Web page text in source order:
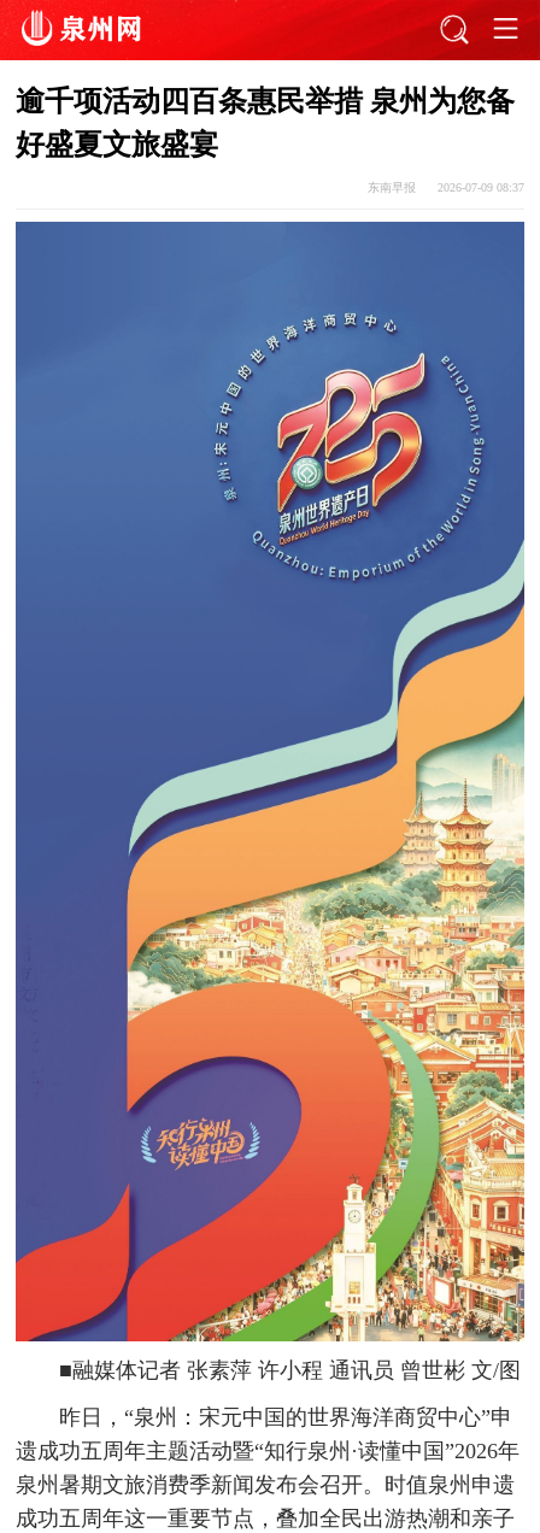
逾千项活动四百条惠民举措 泉州为您备
好盛夏文旅盛宴
东南早报 2026-07-09 08:37
■融媒体记者 张素萍 许小程 通讯员 曾世彬 文/图
昨日，“泉州：宋元中国的世界海洋商贸中心”申
遗成功五周年主题活动暨“知行泉州·读懂中国”2026年
泉州暑期文旅消费季新闻发布会召开。时值泉州申遗
成功五周年这一重要节点，叠加全民出游热潮和亲子